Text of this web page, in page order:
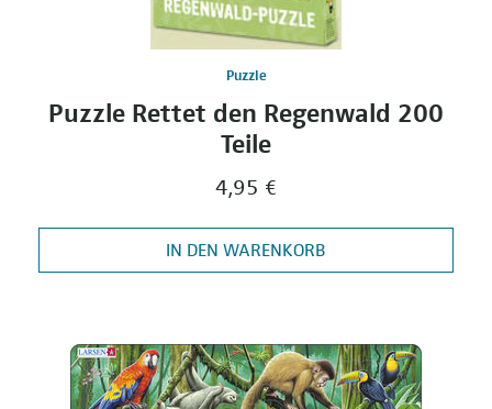
Puzzle
Puzzle Rettet den Regenwald 200
Teile
4,95 €
IN DEN WARENKORB